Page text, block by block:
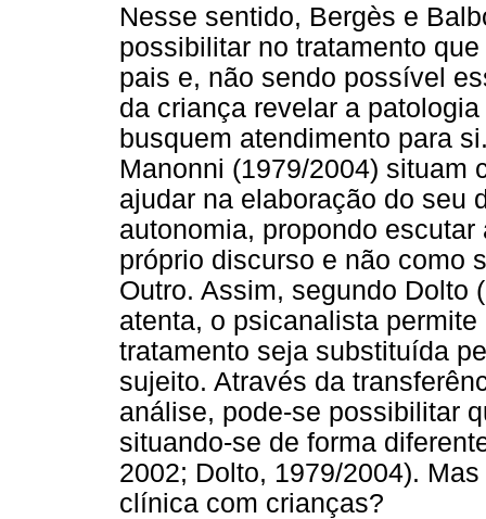
Nesse sentido, Bergès e
possibilitar no tratamento
pais e, não sendo possível
da criança revelar a
busquem atendimento para
Manonni (1979/2004) situam
ajudar na elaboração do seu
autonomia, propondo
próprio discurso e não como
Outro. Assim, segundo Dolto
atenta, o psicanalista
tratamento seja substituída
sujeito. Através da
análise, pode-se possibilitar
situando-se de forma
2002; Dolto, 1979/2004).
clínica com crianças?